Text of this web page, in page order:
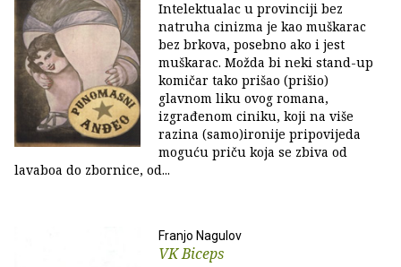
Intelektualac u provinciji bez
natruha cinizma je kao muškarac
bez brkova, posebno ako i jest
muškarac. Možda bi neki stand-up
komičar tako prišao (prišio)
glavnom liku ovog romana,
izgrađenom ciniku, koji na više
razina (samo)ironije pripovijeda
moguću priču koja se zbiva od
lavaboa do zbornice, od...
Franjo Nagulov
VK Biceps